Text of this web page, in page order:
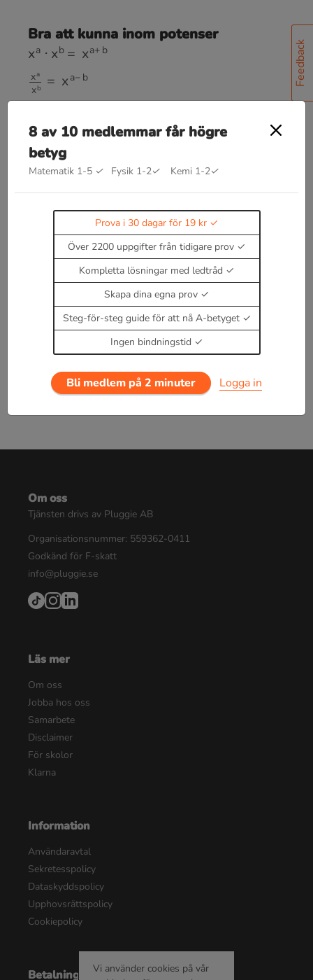
Feedback
Bra att kunna inom potenser
xa⋅x b=x a+b
xa xa −
(ax)y=axy
axbx =(ab)x
axbx=
(ab)x
x,a,b≠0
=1ax
Läs teori om potenser
Enbart medlemmar kan kommentera.
dagar för 19 kr.
Logga inellerBli medlem nu
8 av 10 medlemmar får högre
betyg
Matematik 1-5 ✓ Fysik 1-2✓ Kemi 1-2✓
Prova i 30 dagar för 19 kr
Över 2200 uppgifter från tidigare prov
Kompletta lösningar med ledtråd
Skapa dina egna prov
Steg-för-steg guide för att nå A-betyget
Ingen bindningstid
Bli medlem på 2 minuter Logga in
Om oss
Tjänsten drivs av Pluggie AB
Organisationsnummer: 559362-0411
Godkänd för F-skatt
info@pluggie.se
Läs mer
Om oss
Jobba hos oss
Samarbete
Disclaimer
För skolor
Klarna
Information
Användaravtal
Sekretesspolicy
Dataskyddspolicy
Upphovsrättspolicy
Cookiepolicy
BetalningsalternativVi använder cookies på vår